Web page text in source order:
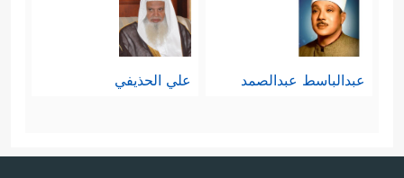
عبدالباسط عبدالصمد علي الحذيفي